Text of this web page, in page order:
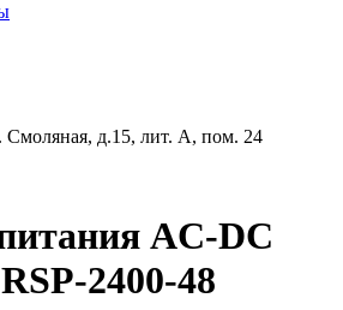
Смоляная, д.15, лит. А, пом. 24
AC-DC
2400-48